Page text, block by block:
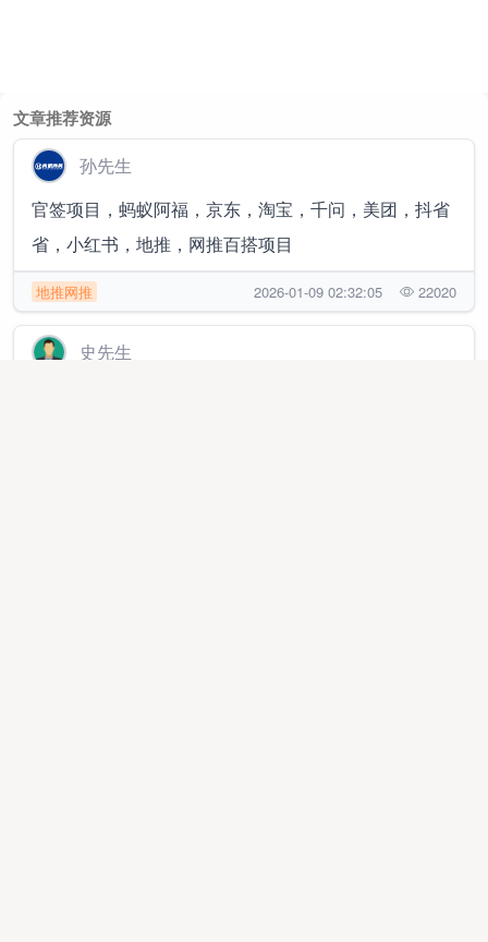
文章推荐资源
孙先生
官签项目，蚂蚁阿福，京东，淘宝，千问，美团，抖省
省，小红书，地推，网推百搭项目
地推网推 2026-01-09 02:32:05 22020
史先生